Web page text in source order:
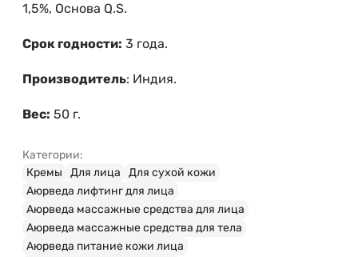
1,5%, Основа Q.S.
Срок годности: 3 года.
Производитель: Индия.
Вес: 50 г.
Категории:
Кремы
Для лица
Для сухой кожи
Аюрведа лифтинг для лица
Аюрведа массажные средства для лица
Аюрведа массажные средства для тела
Аюрведа питание кожи лица